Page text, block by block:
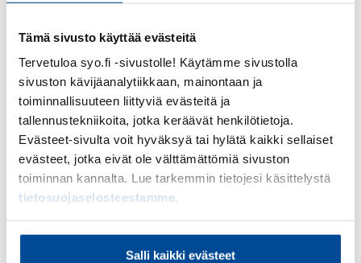
Tämä sivusto käyttää evästeitä
Tervetuloa syo.fi -sivustolle! Käytämme sivustolla
sivuston kävijäanalytiikkaan, mainontaan ja
toiminnallisuuteen liittyviä evästeitä ja
tallennustekniikoita, jotka keräävät henkilötietoja.
Evästeet-sivulta voit hyväksyä tai hylätä kaikki sellaiset
evästeet, jotka eivät ole välttämättömiä sivuston
toiminnan kannalta. Lue tarkemmin tietojesi käsittelystä
tietosuojaselosteestamme.
Salli kaikki evästeet
30.1.2025 /Agri
Koskaan ei voi liikaa
opiskella
Viljelijät ovat saaneet arvokasta tietoa ja
uusia työkaluja omien päätöstensä tueksi.
Lue lisää